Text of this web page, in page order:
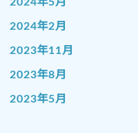
2024年2月
2023年11月
2023年8月
2023年5月